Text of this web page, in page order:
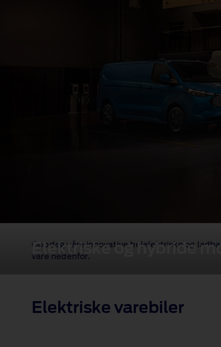
Elektriske og hybride
Oppdag våre innovative helelektriske og
våre nedenfor.
Elektriske varebiler